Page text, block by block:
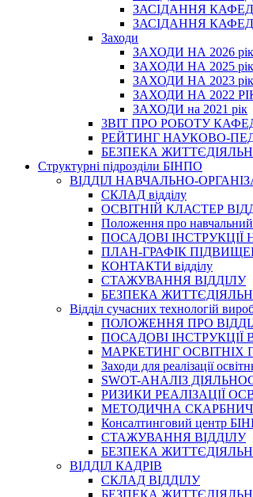
ЗАСІДАННЯ
ЗАСІДАННЯ
Заходи
ЗАХОДИ НА 2026 рік
ЗАХОДИ НА 2025 рік
ЗАХОДИ НА 2023 рік
ЗАХОДИ НА 2022
ЗАХОДИ на 2021 рік
3BIT ПРО РОБОТУ
РЕЙТИНГ НАУКОВО-
БЕЗПЕКА
Структурні підрозділи БІНПО
ВІДДІЛ НАВЧАЛЬНО-
СКЛАД відділу
ОСВІТНІЙ КЛАСТЕР
Положення про
ПОСАДОВІ ІНСТРУКЦІЇ
ПЛАН-ГРАФІК
КОНТАКТИ відділу
СТАЖУВАННЯ ВІДДІЛУ
БЕЗПЕКА
Відділ сучасних технологій
ПОЛОЖЕННЯ ПРО
ПОСАДОВІ
МАРКЕТИНГ ОСВІТНІХ
Заходи для реалізації
SWOT-АНАЛІЗ
РИЗИКИ РЕАЛІЗАЦІЇ
МЕТОДИЧНА
Консалтинговий центр
СТАЖУВАННЯ ВІДДІЛУ
БЕЗПЕКА
ВІДДІЛ КАДРІВ
СКЛАД ВІДДІЛУ
БЕЗПЕКА